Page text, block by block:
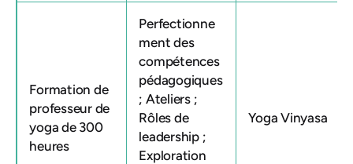
Formation de
professeur de
yoga de 300
heures
Perfectionne
ment des
compétences
pédagogiques
; Ateliers ;
Rôles de
leadership ;
Exploration
Yoga Vinyasa